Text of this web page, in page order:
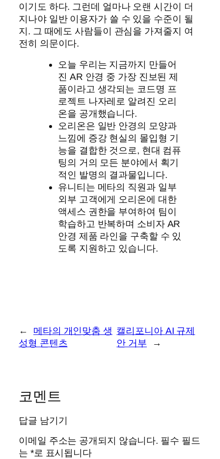
이기도 하다. 그런데 얼마나 오랜 시간이 더
지나야 일반 이용자가 쓸 수 있을 수준이 될
지. 그 때에도 사람들이 관심을 가져줄지 여
전히 의문이다.
오늘 우리는 지금까지 만들어
진 AR 안경 중 가장 진보된 제
품이라고 생각되는 코드명 프
로젝트 나자레로 알려진 오리
온을 공개했습니다.
오리온은 일반 안경의 모양과
느낌에 증강 현실의 몰입형 기
능을 결합한 것으로, 현대 컴퓨
팅의 거의 모든 분야에서 획기
적인 발명의 결과물입니다.
유니티는 메타의 직원과 일부
외부 고객에게 오리온에 대한
액세스 권한을 부여하여 팀이
학습하고 반복하며 소비자 AR
안경 제품 라인을 구축할 수 있
도록 지원하고 있습니다.
←
메타의 개인맞춤 생
성형 콘텐츠
캘리포니아 AI 규제
안 거부
→
코멘트
답글 남기기
이메일 주소는 공개되지 않습니다. 필수 필드
는 *로 표시됩니다